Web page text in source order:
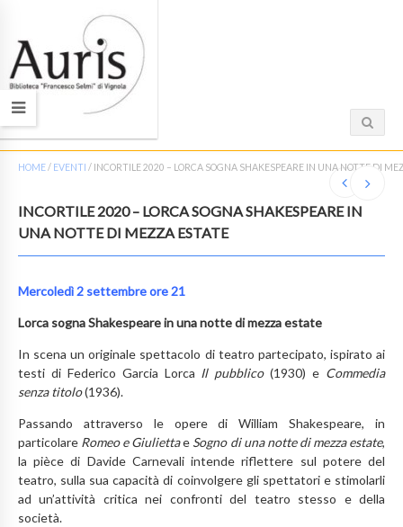
HOME/ EVENTI / INCORTILE 2020 – LORCA SOGNA SHAKESPEARE IN UNA NOTTE DI
INCORTILE 2020 – LORCA SOGNA SHAKESPEARE IN
UNA NOTTE DI MEZZA ESTATE
Mercoledì 2 settembre ore 21
Lorca sogna Shakespeare in una notte di mezza estate
In scena un originale spettacolo di teatro partecipato, ispirato ai
testi di Federico Garcia Lorca Il pubblico(1930) e Commedia
senza titolo(1936).
Passando attraverso le opere di William Shakespeare, in
particolare Romeo e Giuliettae Sogno di una notte di mezza estate,
la pièce di Davide Carnevali intende riflettere sul potere del
teatro, sulla sua capacità di coinvolgere gli spettatori e stimolarli
ad un’attività critica nei confronti del teatro stesso e della
società.